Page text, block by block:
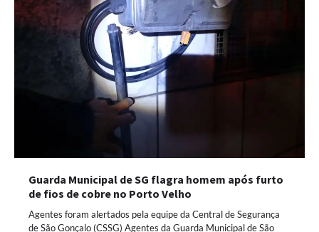
Guarda Municipal de SG flagra homem após furto
de fios de cobre no Porto Velho
Agentes foram alertados pela equipe da Central de Segurança
de São Gonçalo (CSSG) Agentes da Guarda Municipal de São